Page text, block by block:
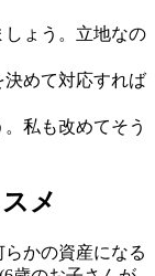
しょう。立地なの
めて対応すれば
私も改めてそう
メ
らかの資産になる